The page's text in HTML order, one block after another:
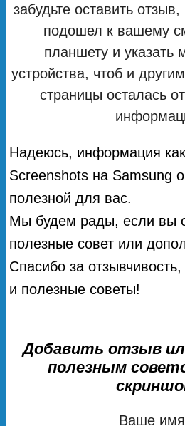
забудьте оставить
подошел к вашему
планшету и указать
устройства, чтоб и
страницы осталась
Надеюсь, информация
Screenshots на Samsung
полезной для вас.
Мы будем рады, если вы
полезные совет или
Спасибо за
и полезные советы!
Добавить отзыв
полезным
Ваше